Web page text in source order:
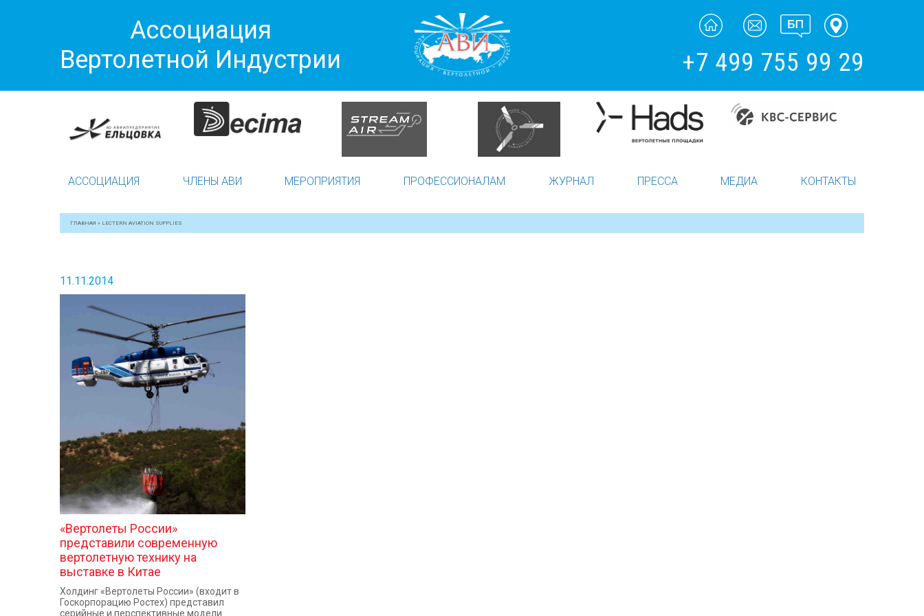
Ассоциация
Вертолетной Индустрии
+7 499 755 99 29
АССОЦИАЦИЯ ЧЛЕНЫ АВИ МЕРОПРИЯТИЯ ПРОФЕССИОНАЛАМ ЖУРНАЛ ПРЕССА МЕДИА КОНТАКТЫ
ГЛАВНАЯ » LECTERN AVIATION SUPPLIES
11.11.2014
«Вертолеты России»
представили современную
вертолетную технику на
выставке в Китае
Холдинг «Вертолеты России» (входит в
Госкорпорацию Ростех) представил
серийные и перспективные модели